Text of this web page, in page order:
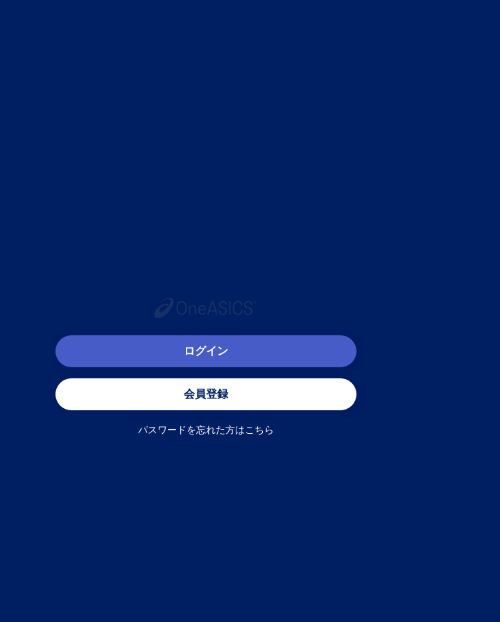
ログイン
会員登録
パスワードを忘れた方はこちら